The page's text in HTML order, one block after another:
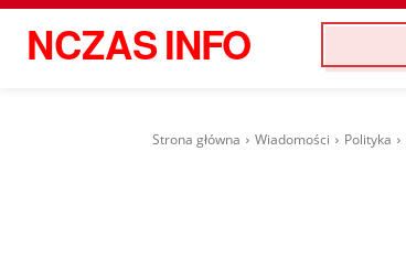
NCZASINFO
Strona główna Wiadomości Polityka